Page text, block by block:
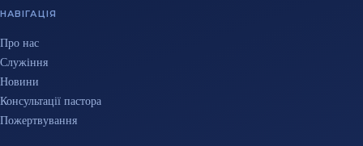
НАВІГАЦІЯ
Про нас
Служіння
Новини
Консультації пастора
Пожертвування